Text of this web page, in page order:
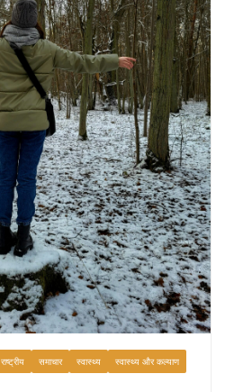
राष्ट्रीय समाचार स्वास्थ्य
स्वास्थ्य और कल्याण